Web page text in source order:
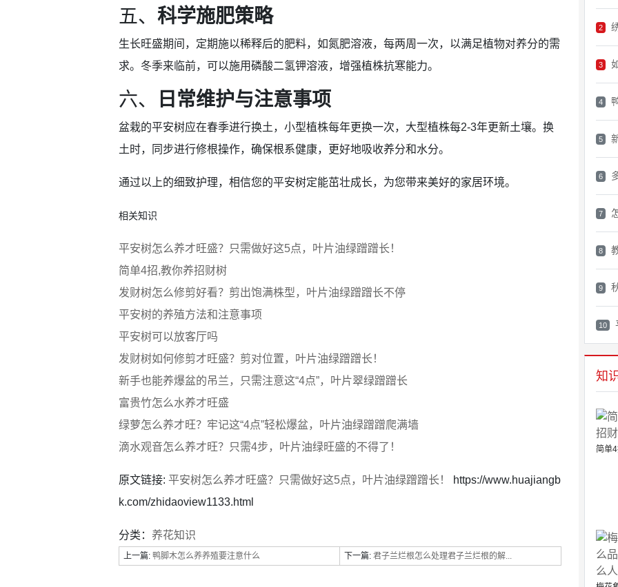
五、 科学施肥策略
生长旺盛期间，定期施以稀释后的肥料，如氮肥溶液，每两周一次，以满足植物对养分的需
求。冬季来临前，可以施用磷酸二氢钾溶液，增强植株抗寒能力。
六、 日常维护与注意事项
盆栽的平安树应在春季进行换土，小型植株每年更换一次，大型植株每2-3年更新土壤。换
土时，同步进行修根操作，确保根系健康，更好地吸收养分和水分。
通过以上的细致护理，相信您的平安树定能茁壮成长，为您带来美好的家居环境。
相关知识
平安树怎么养才旺盛？只需做好这5点，叶片油绿蹭蹭长！
简单4招,教你养招财树
发财树怎么修剪好看？剪出饱满株型，叶片油绿蹭蹭长不停
平安树的养殖方法和注意事项
平安树可以放客厅吗
发财树如何修剪才旺盛？剪对位置，叶片油绿蹭蹭长！
新手也能养爆盆的吊兰，只需注意这“4点”，叶片翠绿蹭蹭长
富贵竹怎么水养才旺盛
绿萝怎么养才旺？牢记这“4点”轻松爆盆，叶片油绿蹭蹭爬满墙
滴水观音怎么养才旺？只需4步，叶片油绿旺盛的不得了！
原文链接: 平安树怎么养才旺盛？只需做好这5点，叶片油绿蹭蹭长！
https://www.huajiangb
k.com/zhidaoview1133.html
分类： 养花知识
上一篇: 鸭脚木怎么养养殖要注意什么 下一篇: 君子兰烂根怎么处理君子兰烂根的解...
2
3
4
5
6
7
8
9
10
知
简单